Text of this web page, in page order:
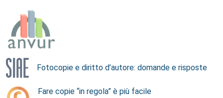
Fotocopie e diritto d’autore: domande e risposte
Fare copie “in regola” è più facile